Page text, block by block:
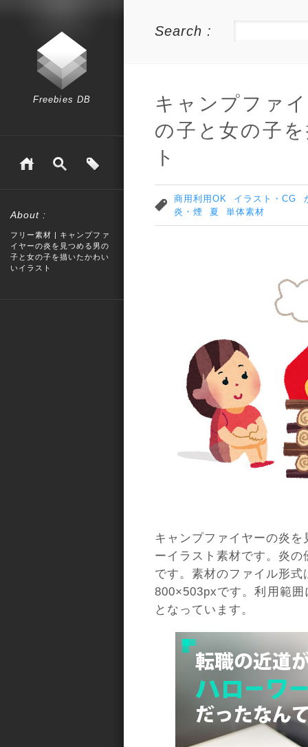
Freebies DB
About :
フリー素材 | キャンプファ
イヤーの炎を見つめる男の
子と女の子を描いたかわい
いイラスト
Search :
キャンプファ
の子と女の子
ト
商用利用OK イラスト・CG
炎・煙
夏 単体素材
キャンプファイヤーの炎
ーイラスト素材です。炎
です。素材のファイル形
800×503pxです。利用範
となっています。